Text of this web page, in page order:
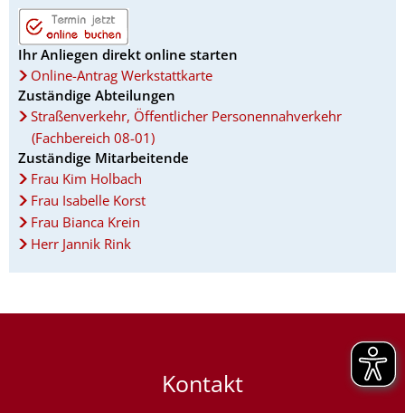
Ihr Anliegen direkt online starten
Online-Antrag Werkstattkarte
Zuständige Abteilungen
Straßenverkehr, Öffentlicher Personennahverkehr
(Fachbereich 08-01)
Zuständige Mitarbeitende
Frau Kim Holbach
Frau Isabelle Korst
Frau Bianca Krein
Herr Jannik Rink
Kontakt